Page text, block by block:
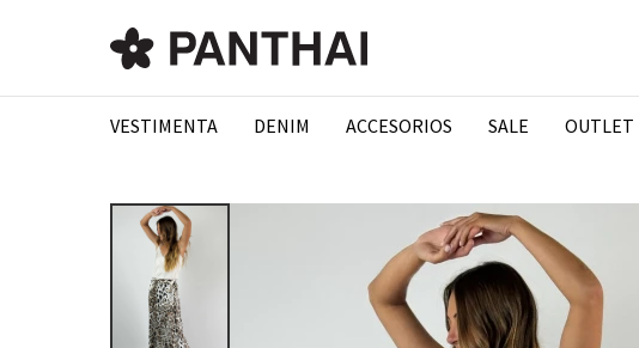
VESTIMENTA DENIM ACCESORIOS SALE OUTLET